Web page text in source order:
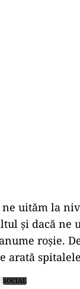
ne uităm la
și dacă ne
roșie.
arată
SOCIAL